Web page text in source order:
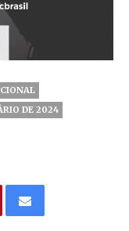
DE 2024